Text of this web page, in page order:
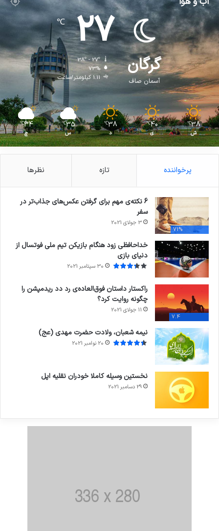
گرگان
آسمان صاف
27
℃
38º - 27º
73%
1.11 کیلومتر/ساعت
38
℃
ش
40
℃
ی
38
℃
د
35
℃
س
34
℃
چ
پرخواننده تازه نظرها
71%
6 نکته‌ی مهم برای گرفتن عکس‌های جذاب‌تر در
سفر
3 جولای 2021
خداحافظی زود هنگام بازیکن تیم ملی فوتسال از
دنیای بازی
30 سپتامبر 2021
7.4
راکستار داستان فوق‌العاده‌ی رد دد ریدمپشن را
چگونه روایت کرد؟
11 جولای 2021
نیمه شعبان، ولادت حضرت مهدی (عج)
20 نوامبر 2021
نخستین وسیله کاملا خودران نقلیه اپل
29 دسامبر 2021